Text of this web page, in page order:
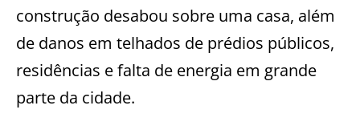
construção desabou sobre uma casa, além
de danos em telhados de prédios públicos,
residências e falta de energia em grande
parte da cidade.